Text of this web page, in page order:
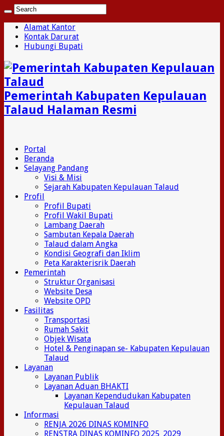
Alamat Kantor
Kontak Darurat
Hubungi Bupati
Pemerintah Kabupaten Kepulauan
Talaud Halaman Resmi
Portal
Beranda
Selayang Pandang
Visi & Misi
Sejarah Kabupaten Kepulauan Talaud
Profil
Profil Bupati
Profil Wakil Bupati
Lambang Daerah
Sambutan Kepala Daerah
Talaud dalam Angka
Kondisi Geografi dan Iklim
Peta Karakterisrik Daerah
Pemerintah
Struktur Organisasi
Website Desa
Website OPD
Fasilitas
Transportasi
Rumah Sakit
Objek Wisata
Hotel & Penginapan se- Kabupaten Kepulauan
Talaud
Layanan
Layanan Publik
Layanan Aduan BHAKTI
Layanan Kependudukan Kabupaten
Kepulauan Talaud
Informasi
RENJA 2026 DINAS KOMINFO
RENSTRA DINAS KOMINFO 2025_2029